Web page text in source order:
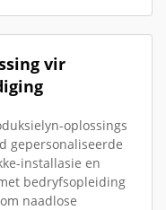
vir
oplossings
gepersonaliseerde
installasie en
bedryfsopleiding
naadlose